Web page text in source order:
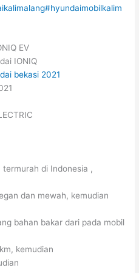
#hyundaimobilkalim
EV
di Indonesia ,
dan mewah, kemudian
bahan bakar dari pada mobil
kemudian